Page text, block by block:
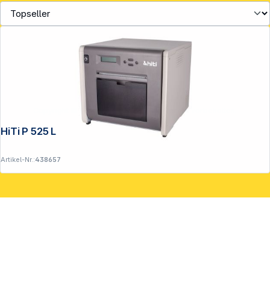
HiTi P 525 L
Artikel-Nr.:438657
Copyright © 2001 - 2026 DGH - Alle Rechte vorbehalten.